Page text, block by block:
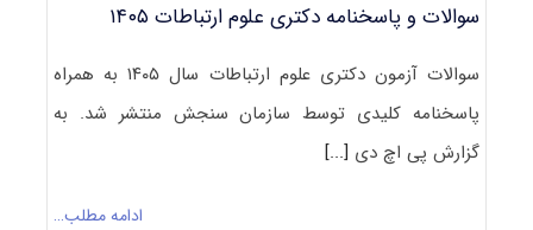
سوالات و پاسخنامه دکتری علوم ارتباطات ۱۴۰۵
سوالات آزمون دکتری علوم ارتباطات سال ۱۴۰۵ به همراه
پاسخنامه کلیدی توسط سازمان سنجش منتشر شد. به
گزارش پی اچ دی [...]
ادامه مطلب…